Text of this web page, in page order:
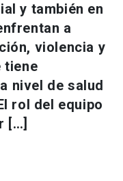
y también en
a
violencia y
tiene
nivel de salud
rol del equipo
[…]